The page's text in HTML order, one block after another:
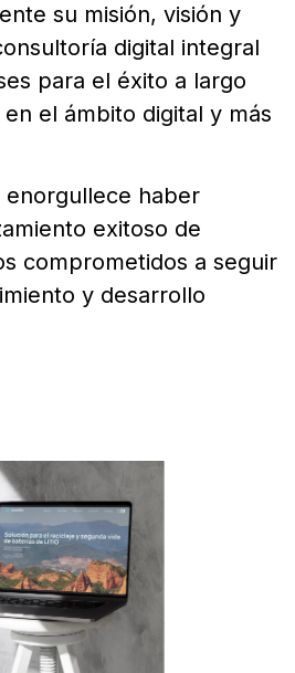
su misión, visión y
digital integral
para el éxito a largo
el ámbito digital y más
enorgullece haber
exitoso de
comprometidos a seguir
y desarrollo